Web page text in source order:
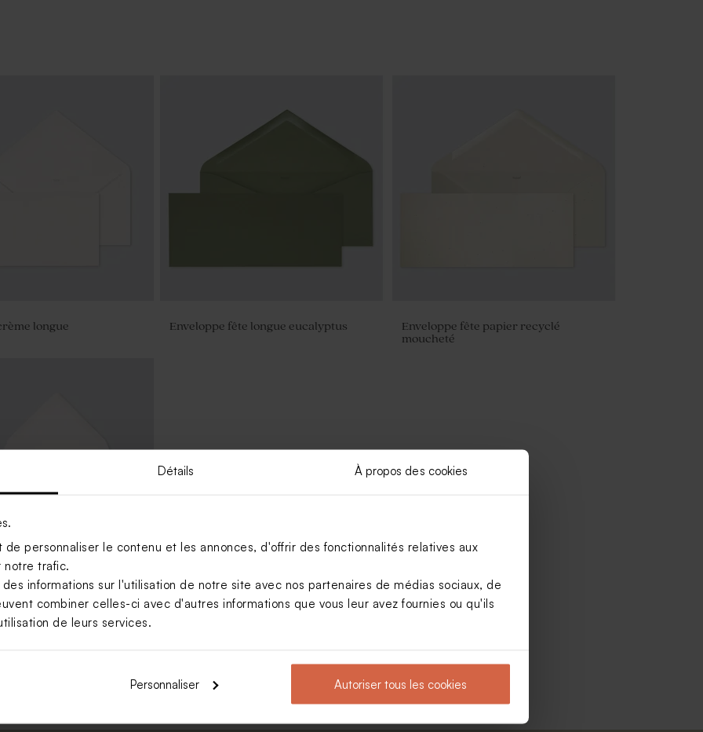
Détails À propos des cookies
personnaliser le contenu et les annonces, d'offrir des fonctionnalités relatives aux
notre trafic.
informations sur l'utilisation de notre site avec nos partenaires de médias sociaux, de
combiner celles-ci avec d'autres informations que vous leur avez fournies ou qu'ils
de leurs services.
Personnaliser Autoriser tous les cookies
longue Enveloppe fête longue eucalyptus
Enveloppe fête papier recyclé
moucheté
crème